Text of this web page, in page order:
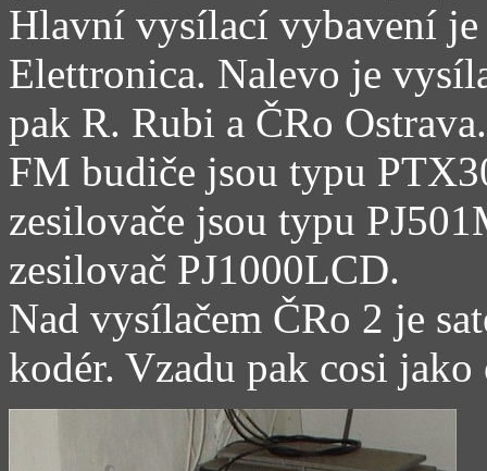
Hlavní vysílací vybavení
Elettronica. Nalevo je
pak R. Rubi a ČRo Ostrava.
FM budiče jsou typu
zesilovače jsou typu
zesilovač PJ1000LCD.
Nad vysílačem ČRo 2 je
kodér. Vzadu pak cosi